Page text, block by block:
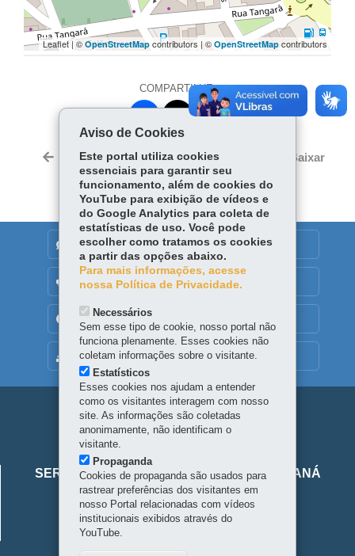
Leaflet | © OpenStreetMap contributors | © OpenStreetMap contributors
COMPARTILHE:
Facebook WhatsApp
Voltar Início Imprimir Baixar
MAPA DO SITE
DENUNCIE CORRUPÇÃO
OUVIDORIA
TRANSPARÊNCIA INSTITUCIONAL
Navegação
principal
Viaje
Parana
SERVIÇO SOCIAL AUTÔNOMO VIAJE PARANÁ
Alameda Júlia da Costa, 64 - São Francisco
80410-070 -Curitiba-PR- Localize
Horário de atendimento: 8h30 a 18h
Aviso de Cookies
Este portal utiliza cookies
essenciais para garantir seu
funcionamento, além de cookies do
YouTube para exibição de vídeos e
do Google Analytics para coleta de
estatísticas de uso. Você pode
escolher como tratamos os cookies
a partir das opções abaixo.
Para mais informações, acesse
nossa Política de Privacidade.
Necessários
Sem esse tipo de cookie, nosso portal não
funciona plenamente. Esses cookies não
coletam informações sobre o visitante.
Estatísticos
Esses cookies nos ajudam a entender
como os visitantes interagem com nosso
site. As informações são coletadas
anonimamente, não identificam o
visitante.
Propaganda
Cookies de propaganda são usados para
rastrear preferências dos visitantes em
nosso Portal relacionadas com vídeos
institucionais exibidos através do
YouTube.